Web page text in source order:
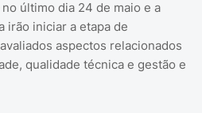
último dia 24 de maio e a
irão iniciar a etapa de
aspectos relacionados
qualidade técnica e gestão e